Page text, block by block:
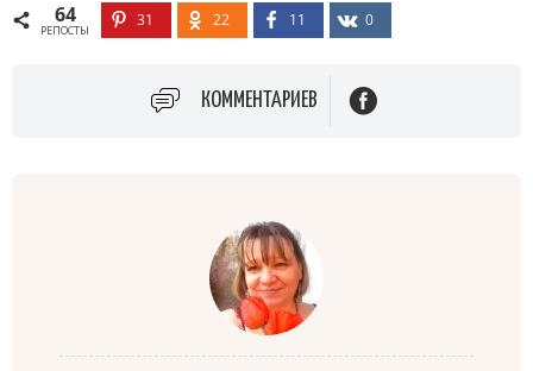
64
РЕПОСТЫ
31 22 11 0
КОММЕНТАРИЕВ